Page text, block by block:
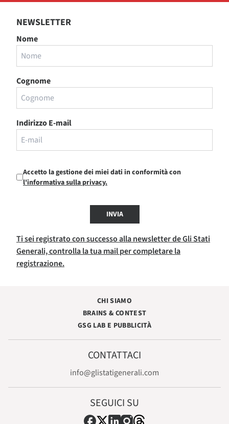
NEWSLETTER
Nome
Cognome
Indirizzo E-mail
Accetto la gestione dei miei dati in conformità con
l'informativa sulla privacy.
INVIA
Ti sei registrato con successo alla newsletter de Gli Stati
Generali, controlla la tua mail per completare la
registrazione.
CHI SIAMO
BRAINS & CONTEST
GSG LAB E PUBBLICITÀ
CONTATTACI
info@glistatigenerali.com
SEGUICI SU